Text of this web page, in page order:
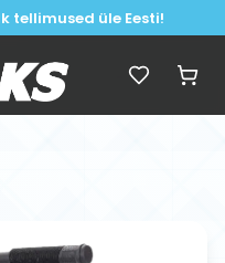
tellimused üle Eesti!